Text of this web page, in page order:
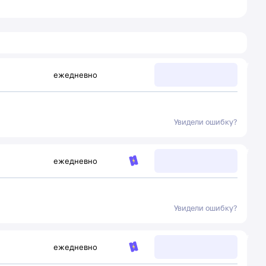
ежедневно
Увидели ошибку?
ежедневно
Увидели ошибку?
ежедневно